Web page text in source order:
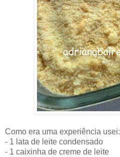
Como era uma experiência usei:
- 1 lata de leite condensado
- 1 caixinha de creme de leite